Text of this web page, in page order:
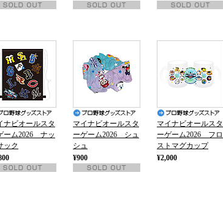
ナビオールスタ
ーム2026 ナッ
ック
マイナビオールスタ
ーゲーム2026 シュ
シュ
¥900
マイナビオールスタ
ーゲーム2026 フロ
ストマグカップ
¥2,000